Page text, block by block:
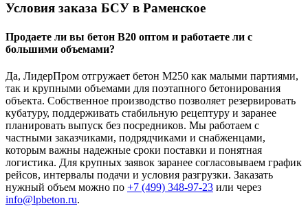
Условия заказа БСУ в Раменское
Продаете ли вы бетон B20 оптом и работаете ли с
большими объемами?
Да, ЛидерПром отгружает бетон М250 как малыми партиями,
так и крупными объемами для поэтапного бетонирования
объекта. Собственное производство позволяет резервировать
кубатуру, поддерживать стабильную рецептуру и заранее
планировать выпуск без посредников. Мы работаем с
частными заказчиками, подрядчиками и снабженцами,
которым важны надежные сроки поставки и понятная
логистика. Для крупных заявок заранее согласовываем график
рейсов, интервалы подачи и условия разгрузки. Заказать
нужный объем можно по +7 (499) 348-97-23 или через
info@lpbeton.ru.